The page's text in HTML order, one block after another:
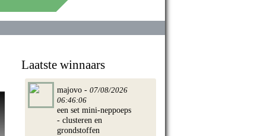
Laatste winnaars
majovo - 07/08/2026
06:46:06
een set mini-neppoeps
- clusteren en
grondstoffen